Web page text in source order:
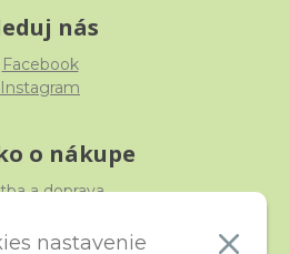
nastavenie
nás
Facebook
Instagram
o nákupe
a doprava
podmienky